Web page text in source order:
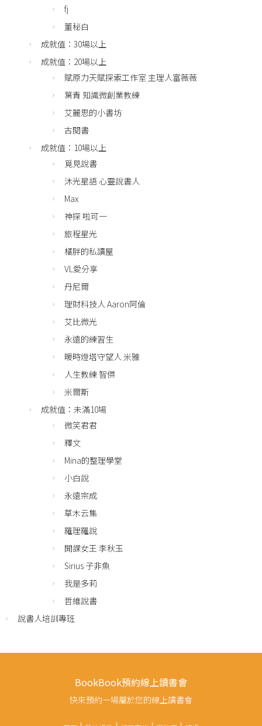
fj
董秘白
成就值：30場以上
成就值：20場以上
賦原力天賦探索工作室 主理人富薇薇
葉青 知識微創業教練
艾麗思的小書坊
古閱書
成就值：10場以上
覓見說書
沐光星語 心靈說書人
Max
神探 啦可一
旅程星光
橘胖的私讀屋
VL愛分享
丹尼爾
理財科技人 Aaron阿倫
艾比微光
永遠的練習生
暖時燈塔守望人 米雅
人生教練 智傑
米爾斯
成就值：未滿10場
微笑君君
釋文
Mina的整理學堂
小白說
永遠宗成
草木云集
羅理羅說
開課女王 李秋玉
Sirius 子非魚
我是多莉
哲維說書
說書人培訓專班
BookBook預約線上讀書會
快來預約一場屬於您的線上讀書會